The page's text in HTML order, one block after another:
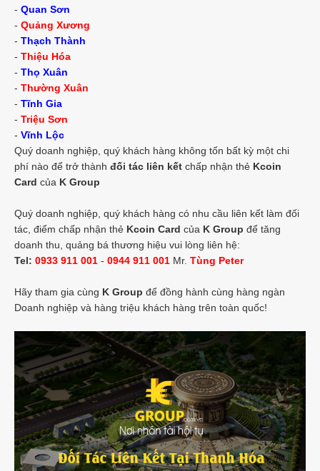
- Quan Sơn
- Quảng Xương
- Thạch Thành
- Thiệu Hóa
- Thọ Xuân
- Thường Xuân
- Tĩnh Gia
- Triệu Sơn
- Vĩnh Lộc
Quý doanh nghiệp, quý khách hàng không tốn bất kỳ một chi
phí nào để trở thành đối tác liên kết chấp nhận thẻ Kcoin
Card của K Group
Quý doanh nghiệp, quý khách hàng có nhu cầu liên kết làm đối
tác, điểm chấp nhận thẻ Kcoin Card của K Group để tăng
doanh thu, quảng bá thương hiệu vui lòng liên hệ:
Tel: 0933 911 001 - 0944 911 001 Mr. Tùng Peter
Hãy tham gia cùng K Group để đồng hành cùng hàng ngàn
Doanh nghiệp và hàng triệu khách hàng trên toàn quốc!